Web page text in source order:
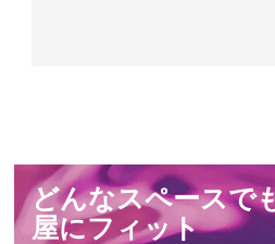
どんなスペースで
屋にフィット